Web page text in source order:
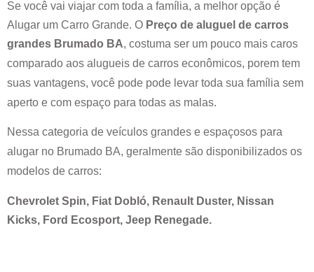
Se você vai viajar com toda a família, a melhor opção é
Alugar um Carro Grande. O Preço de aluguel de carros
grandes Brumado BA, costuma ser um pouco mais caros
comparado aos alugueis de carros econômicos, porem tem
suas vantagens, você pode pode levar toda sua família sem
aperto e com espaço para todas as malas.
Nessa categoria de veículos grandes e espaçosos para
alugar no Brumado BA, geralmente são disponibilizados os
modelos de carros:
Chevrolet Spin, Fiat Dobló, Renault Duster, Nissan
Kicks, Ford Ecosport, Jeep Renegade.